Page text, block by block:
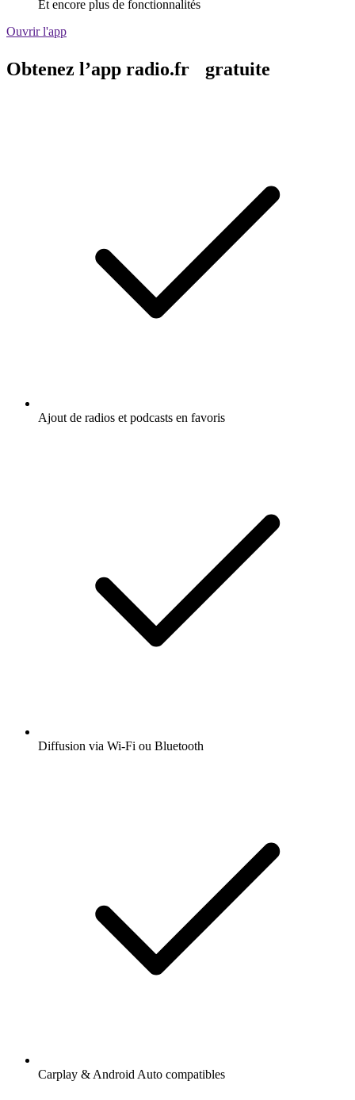
Et encore plus de fonctionnalités
Ouvrir l'app
Obtenez l’app radio.fr gratuite
Ajout de radios et podcasts en favoris
Diffusion via Wi-Fi ou Bluetooth
Carplay & Android Auto compatibles